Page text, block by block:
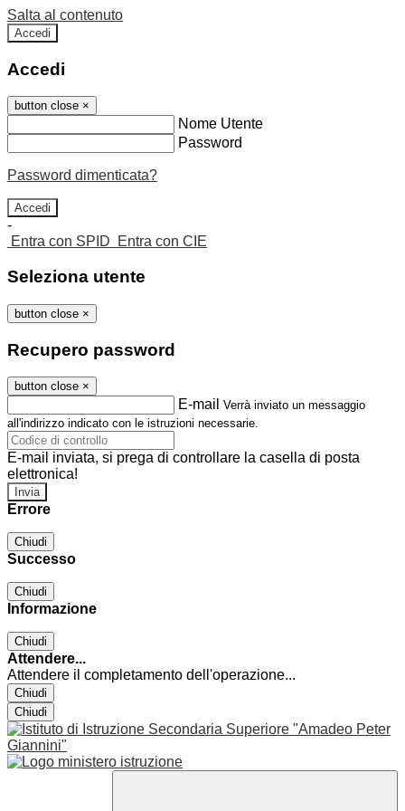
Salta al contenuto
Accedi
Accedi
button close ×
Nome Utente
Password
Password dimenticata?
-
Entra con SPID
Entra con CIE
Seleziona utente
button close ×
Recupero password
button close ×
E-mail Verrà inviato un messaggio
all'indirizzo indicato con le istruzioni necessarie.
E-mail inviata, si prega di controllare la casella di posta
elettronica!
Errore
Chiudi
Successo
Chiudi
Informazione
Chiudi
Attendere...
Attendere il completamento dell'operazione...
Chiudi
Chiudi